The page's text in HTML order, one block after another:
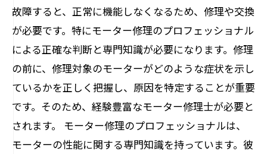
故障すると、正常に機能しなくなるため、修理や交換
が必要です。特にモーター修理のプロフェッショナル
による正確な判断と専門知識が必要になります。修理
の前に、修理対象のモーターがどのような症状を示し
ているかを正しく把握し、原因を特定することが重要
です。そのため、経験豊富なモーター修理士が必要と
されます。 モーター修理のプロフェッショナルは、
モーターの性能に関する専門知識を持っています。彼